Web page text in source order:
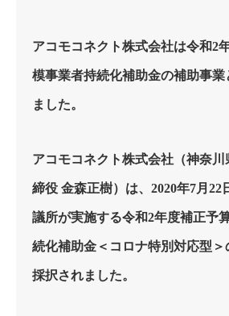
アコモコネクト株式会社は令和2
模事業者持続化補助金の補助事
ました。
アコモコネクト株式会社（神奈
締役 金森正樹）は、2020年7月22
議所が実施する令和2年度補正予
続化補助金＜コロナ特別対応型＞
採択されました。